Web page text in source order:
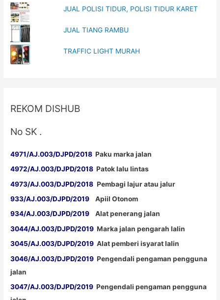
JUAL POLISI TIDUR, POLISI TIDUR KARET
JUAL TIANG RAMBU
TRAFFIC LIGHT MURAH
REKOM DISHUB
No SK .
4971/AJ.003/DJPD/2018 Paku marka jalan
4972/AJ.003/DJPD/2018 Patok lalu lintas
4973/AJ.003/DJPD/2018 Pembagi lajur atau jalur
933/AJ.003/DJPD/2019 Apiil Otonom
934/AJ.003/DJPD/2019 Alat penerang jalan
3044/AJ.003/DJPD/2019 Marka jalan pengarah lalin
3045/AJ.003/DJPD/2019 Alat pemberi isyarat lalin
3046/AJ.003/DJPD/2019 Pengendali pengaman pengguna
jalan
3047/AJ.003/DJPD/2019 Pengendali pengaman pengguna